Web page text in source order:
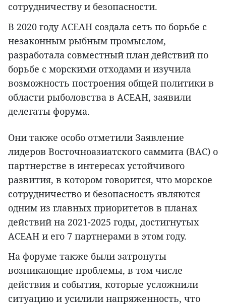
сотрудничеству и безопасности.
В 2020 году АСЕАН создала сеть по борьбе с
незаконным рыбным промыслом,
разработала совместный план действий по
борьбе с морскими отходами и изучила
возможность построения общей политики в
области рыболовства в АСЕАН, заявили
делегаты форума.
Они также особо отметили Заявление
лидеров Восточноазиатского саммита (ВАС) о
партнерстве в интересах устойчивого
развития, в котором говорится, что морское
сотрудничество и безопасность являются
одним из главных приоритетов в планах
действий на 2021-2025 годы, достигнутых
АСЕАН и его 7 партнерами в этом году.
На форуме также были затронуты
возникающие проблемы, в том числе
действия и события, которые усложнили
ситуацию и усилили напряженность, что